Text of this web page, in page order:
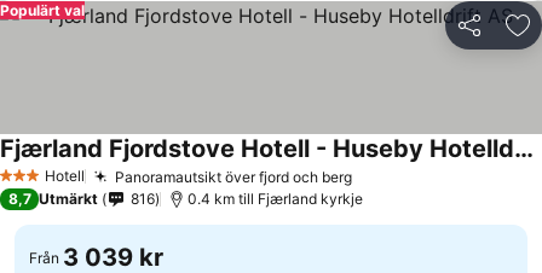
Dela
Populärt val
3 StjärnorHotell Panoramautsikt över fjord och berg
Fjærland Fjordstove Hotell - Huseby Hotelldrift AS
8,7 Utmärkt 816 0.4 km till Fjærland kyrkje
Från 3 039 kr